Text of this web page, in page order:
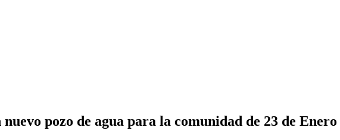
pozo de agua para la comunidad de 23 de Enero